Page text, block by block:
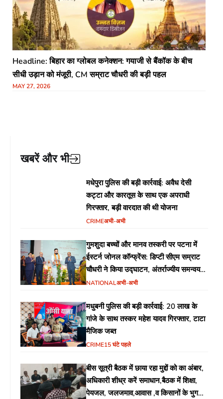
Headline: बिहार का ग्लोबल कनेक्शन: गयाजी से बैंकॉक के बीच
सीधी उड़ान को मंजूरी, CM सम्राट चौधरी की बड़ी पहल
MAY 27, 2026
खबरें और भी
मधेपुरा पुलिस की बड़ी कार्रवाई: अवैध देसी
कट्टा और कारतूस के साथ एक अपराधी
गिरफ्तार, बड़ी वारदात की थी योजना
CRIMEअभी-अभी
गुमशुदा बच्चों और मानव तस्करी पर पटना में
ईस्टर्न जोनल कॉन्फ्रेंस: डिप्टी सीएम सम्राट
चौधरी ने किया उद्घाटन, अंतर्राज्यीय समन्वय
पर जोर
NATIONALअभी-अभी
मधुबनी पुलिस की बड़ी कार्रवाई: 20 लाख के
गांजे के साथ तस्कर महेश यादव गिरफ्तार, टाटा
मैजिक जब्त
CRIME15 घंटे पहले
बीस सूत्री बैठक में छाया रहा मुद्दों को का अंबार,
अधिकारी शीध्र करें समाधान,बैठक में शिक्षा,
पेयजल, जलजमाव,आवास ,व किसानों के भुगतान